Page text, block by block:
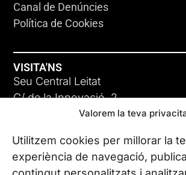
Valorem la teva
Utilitzem cookies per millorar la
experiència de navegació,
Canal de Denúncies
Política de Cookies
VISITA'NS
Seu Central Leitat
C/ de la Innovació, 2
08225 Terrassa, (Barcelona)
Coneix les nostres seus